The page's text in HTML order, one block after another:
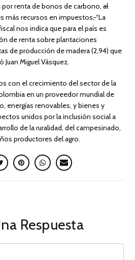
renta de bonos de carbono,al
más recursos en impuestos,“La
nos indica que para el país es
de renta sobre plantaciones
de producción de madera (2,94) que
Miguel Vásquez.
con el crecimiento del sector de la
en un proveedor mundial de
energías renovables, y bienes y
unidos por la inclusión social a
de la ruralidad, del campesinado,
productores del agro.
Respuesta